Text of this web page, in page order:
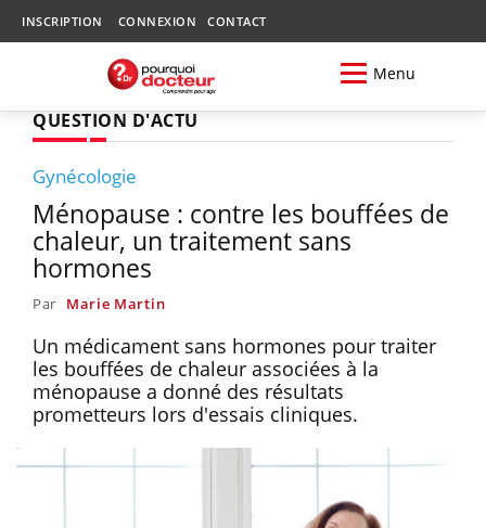
INSCRIPTION CONNEXION CONTACT
Menu
QUESTION D'ACTU
Gynécologie
Ménopause : contre les bouffées de
chaleur, un traitement sans
hormones
Par Marie Martin
Un médicament sans hormones pour traiter
les bouffées de chaleur associées à la
ménopause a donné des résultats
prometteurs lors d'essais cliniques.